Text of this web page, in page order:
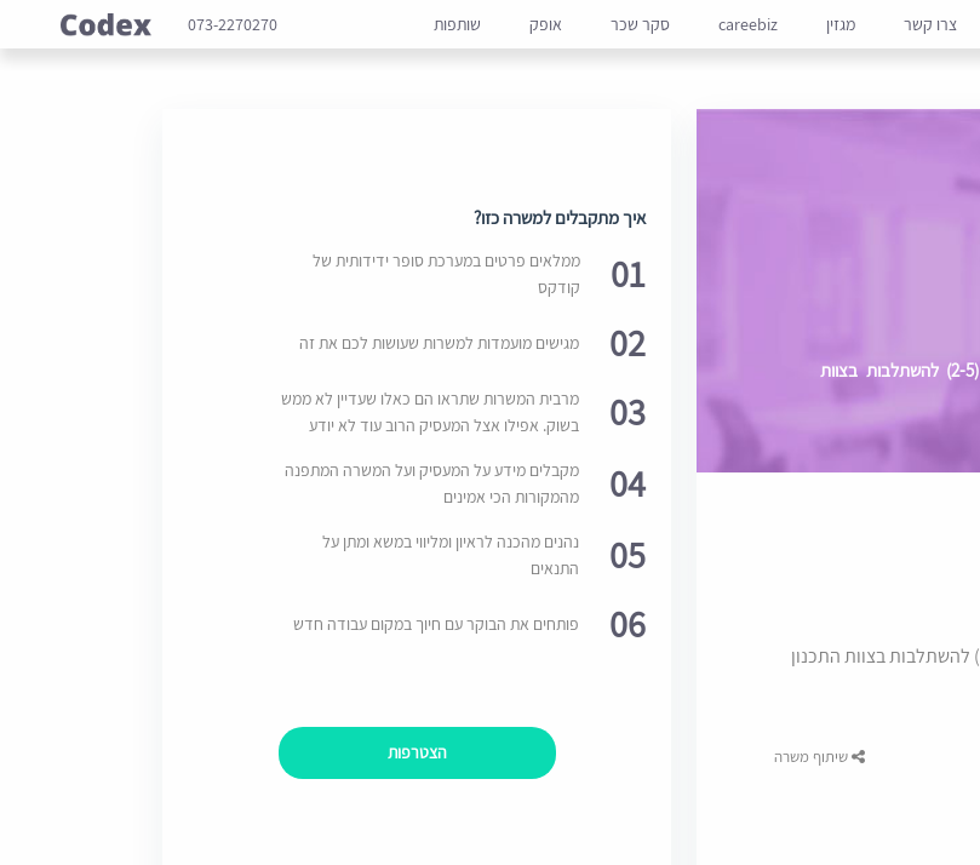
צרו קשר מגזין careebiz סקר שכר אופק שותפות 073-2270270
למחלקת תכנון ובנייה של משרד גדול ומוביל דרוש/ה עו"ד (2-5) להשתלבות בצוות
למחלקת תכנון ובנייה של משרד גדול ומוביל דרוש/ה עו"ד (2-5) להשתלבות בצוות התכנון
שיתוף משרה
איך מתקבלים למשרה כזו?
01
ממלאים פרטים במערכת סופר ידידותית של
קודקס
02 מגישים מועמדות למשרות שעושות לכם את זה
03
מרבית המשרות שתראו הם כאלו שעדיין לא ממש
בשוק. אפילו אצל המעסיק הרוב עוד לא יודע
04
מקבלים מידע על המעסיק ועל המשרה המתפנה
מהמקורות הכי אמינים
05
נהנים מהכנה לראיון ומליווי במשא ומתן על
התנאים
06 פותחים את הבוקר עם חיוך במקום עבודה חדש
הצטרפות